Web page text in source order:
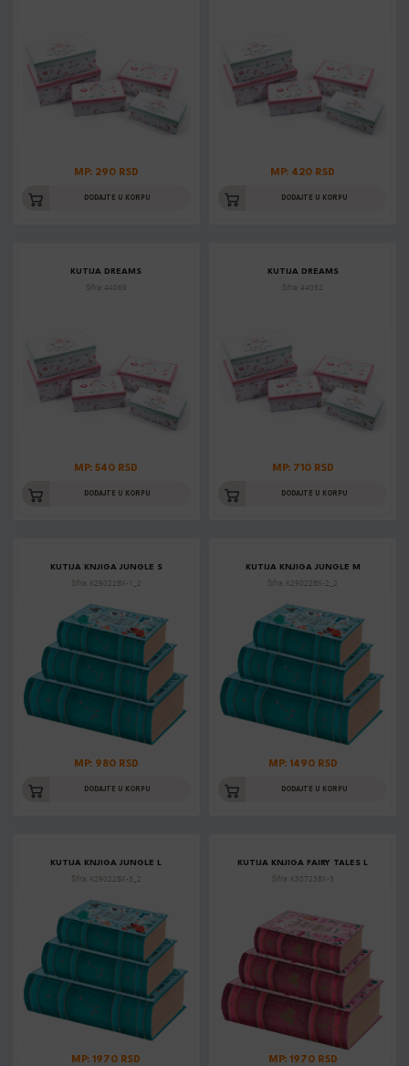
MP: 290 RSD
DODAJTE U KORPU
MP: 420 RSD
DODAJTE U KORPU
KUTIJA DREAMS
Šifra: 44069
MP: 540 RSD
DODAJTE U KORPU
KUTIJA DREAMS
Šifra: 44052
MP: 710 RSD
DODAJTE U KORPU
KUTIJA KNJIGA JUNGLE S
Šifra: K29022BX-1_2
MP: 980 RSD
DODAJTE U KORPU
KUTIJA KNJIGA JUNGLE M
Šifra: K29022BX-2_2
MP: 1490 RSD
DODAJTE U KORPU
KUTIJA KNJIGA JUNGLE L
Šifra: K29022BX-3_2
MP: 1970 RSD
KUTIJA KNJIGA FAIRY TALES L
Šifra: K30723BX-3
MP: 1970 RSD